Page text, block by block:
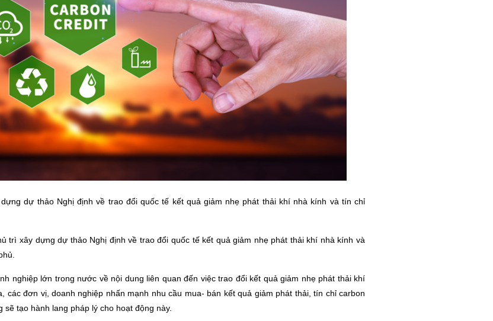
dự thảo Nghị định về trao đổi quốc tế kết quả giảm nhẹ phát thải khí nhà kính và tín chỉ
trì xây dựng dự thảo Nghị định về trao đổi quốc tế kết quả giảm nhẹ phát thải khí nhà kính và
nghiệp lớn trong nước về nội dung liên quan đến việc trao đổi kết quả giảm nhẹ phát thải khí
các đơn vị, doanh nghiệp nhấn mạnh nhu cầu mua- bán kết quả giảm phát thải, tín chỉ carbon
tạo hành lang pháp lý cho hoạt động này.